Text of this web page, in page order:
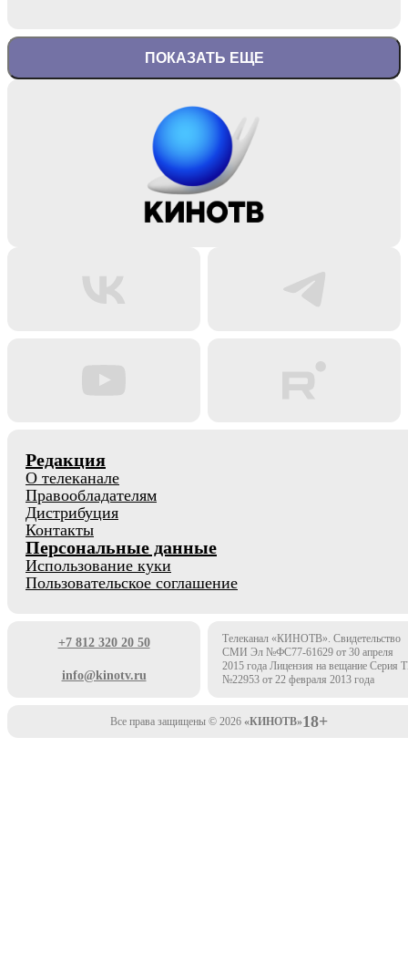
ПОКАЗАТЬ ЕЩЕ
Редакция
О телеканале
Правообладателям
Дистрибуция
Контакты
Персональные данные
Использование куки
Пользовательское соглашение
+7 812 320 20 50
info@kinotv.ru
Телеканал «КИНОТВ». Свидетельство
СМИ Эл №ФС77-61629 от 30 апреля
2015 года Лицензия на вещание Серия
№22953 от 22 февраля 2013 года
Все права защищены © 2026 «КИНОТВ»18+